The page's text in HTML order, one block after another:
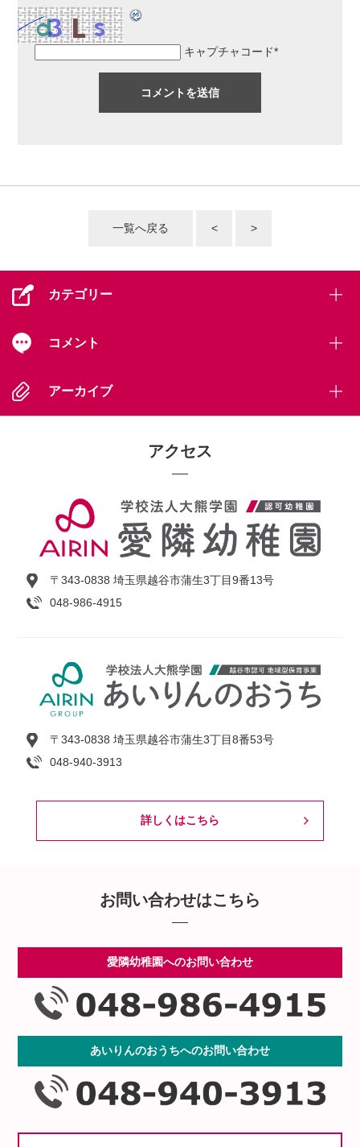
キャプチャコード*
一覧へ戻る < >
カテゴリー
コメント
アーカイブ
アクセス
〒343-0838 埼玉県越谷市蒲生3丁目9番13号
048-986-4915
〒343-0838 埼玉県越谷市蒲生3丁目8番53号
048-940-3913
詳しくはこちら
お問い合わせはこちら
愛隣幼稚園へのお問い合わせ
あいりんのおうちへのお問い合わせ